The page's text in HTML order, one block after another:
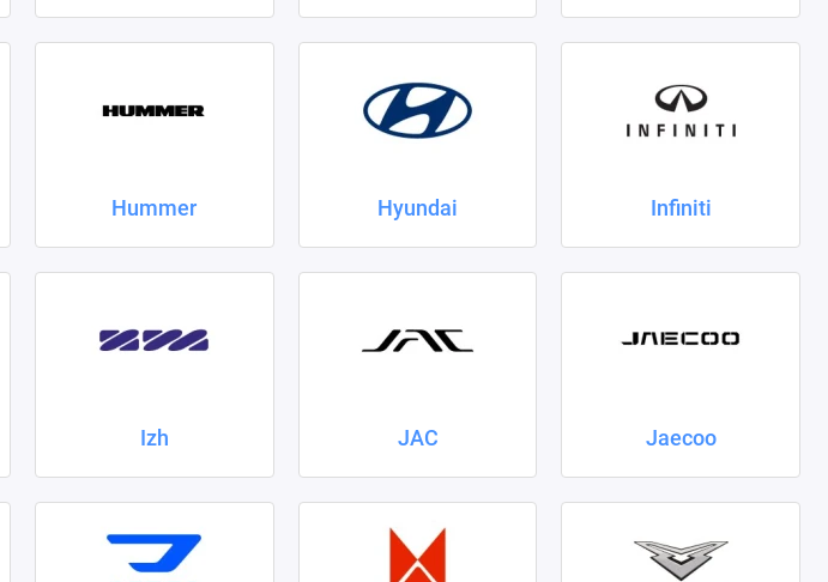
Hummer Hyundai Infiniti
Izh JAC Jaecoo